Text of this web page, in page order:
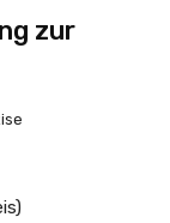
zur